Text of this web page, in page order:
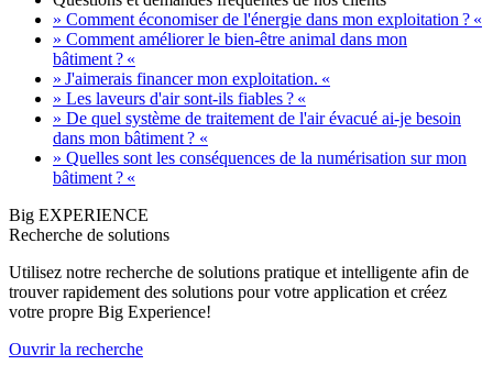
» Comment économiser de l'énergie dans mon exploitation ? «
» Comment améliorer le bien-être animal dans mon
bâtiment ? «
» J'aimerais financer mon exploitation. «
» Les laveurs d'air sont-ils fiables ? «
» De quel système de traitement de l'air évacué ai-je besoin
dans mon bâtiment ? «
» Quelles sont les conséquences de la numérisation sur mon
bâtiment ? «
Big EXPERIENCE
Recherche de solutions
Utilisez notre recherche de solutions pratique et intelligente afin de
trouver rapidement des solutions pour votre application et créez
votre propre Big Experience!
Ouvrir la recherche